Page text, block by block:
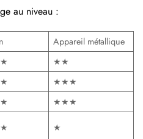
au niveau :
Appareil métallique
★★
★★★
★★★
★